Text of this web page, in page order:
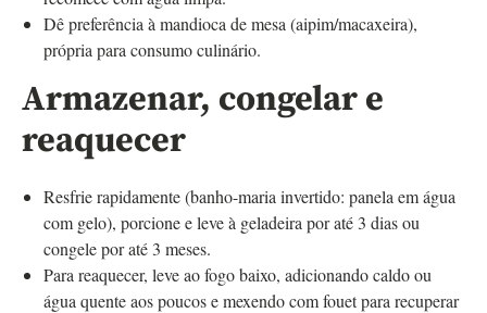
Dê preferência à mandioca de mesa (aipim/macaxeira),
própria para consumo culinário.
Armazenar, congelar e
reaquecer
Resfrie rapidamente (banho-maria invertido: panela em água
com gelo), porcione e leve à geladeira por até 3 dias ou
congele por até 3 meses.
Para reaquecer, leve ao fogo baixo, adicionando caldo ou
água quente aos poucos e mexendo com fouet para recuperar